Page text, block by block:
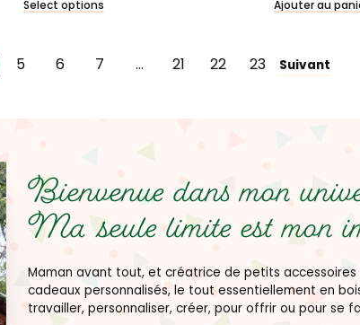
Select options Ajouter au
5 6 7 … 21 22 23 Suivant
Bienvenue dans mon
Ma seule limite est mon
Maman avant tout, et créatrice de petits
cadeaux personnalisés, le tout essentiellement en
travailler, personnaliser, créer, pour offrir ou pour se